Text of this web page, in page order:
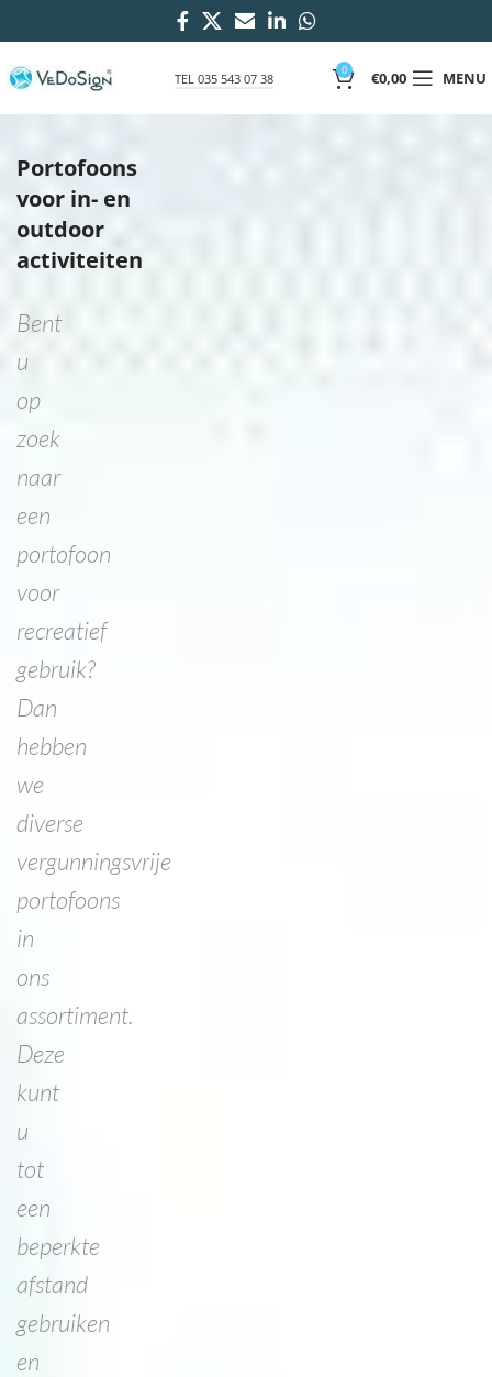
TEL 035 543 07 38
0 €0,00 MENU
Portofoons
voor in- en
outdoor
activiteiten
Bent
u
op
zoek
naar
een
portofoon
voor
recreatief
gebruik?
Dan
hebben
we
diverse
vergunningsvrije
portofoons
in
ons
assortiment.
Deze
kunt
u
tot
een
beperkte
afstand
gebruiken
en